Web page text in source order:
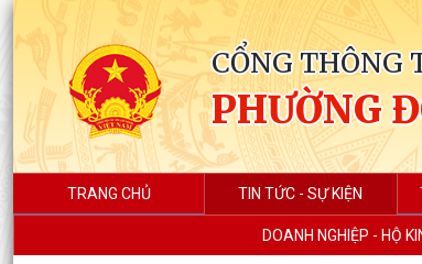
CỔNG THÔNG
PHƯỜNG
TRANG CHỦ TIN TỨC - SỰ KIỆN
DOANH NGHIỆP - HỘ